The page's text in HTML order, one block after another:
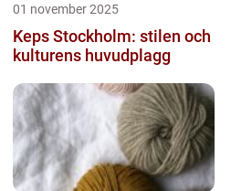
01 november 2025
Keps Stockholm: stilen och
kulturens huvudplagg